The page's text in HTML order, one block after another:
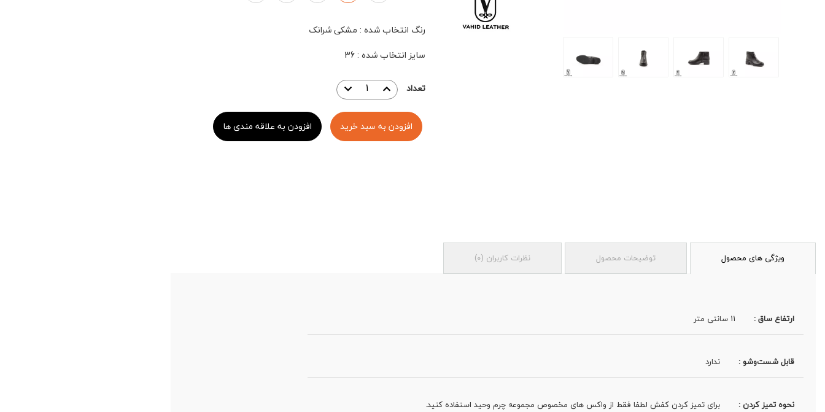
رنگ انتخاب شده : مشکی شرانک
سایز انتخاب شده :
36
تعداد
افزودن به سبد خرید افزودن به علاقه مندی ها
ویژگی های محصول توضیحات محصول نظرات کاربران (
0
)
ارتفاع ساق : 11 سانتی متر
قابل شست‌وشو : ندارد
نحوه تمیز کردن : برای تمیز کردن کفش لطفا فقط از واکس های مخصوص مجموعه چرم وحید استفاده کنید.